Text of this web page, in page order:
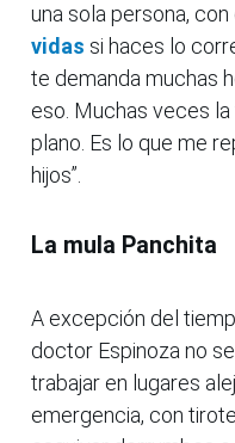
una sola persona, con
vidas si haces lo
te demanda muchas
eso. Muchas veces
plano. Es lo que me
hijos”.
La mula Panchita
A excepción del
doctor Espinoza no
trabajar en lugares
emergencia, con